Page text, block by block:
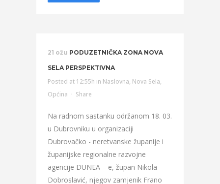
21 ožu PODUZETNIČKA ZONA NOVA
SELA PERSPEKTIVNA
Posted at 12:55h in Naslovna, Nova Sela,
Općina
Share
Na radnom sastanku održanom 18. 03.
u Dubrovniku u organizaciji
Dubrovačko - neretvanske županije i
županijske regionalne razvojne
agencije DUNEA – e, župan Nikola
Dobroslavić, njegov zamjenik Frano